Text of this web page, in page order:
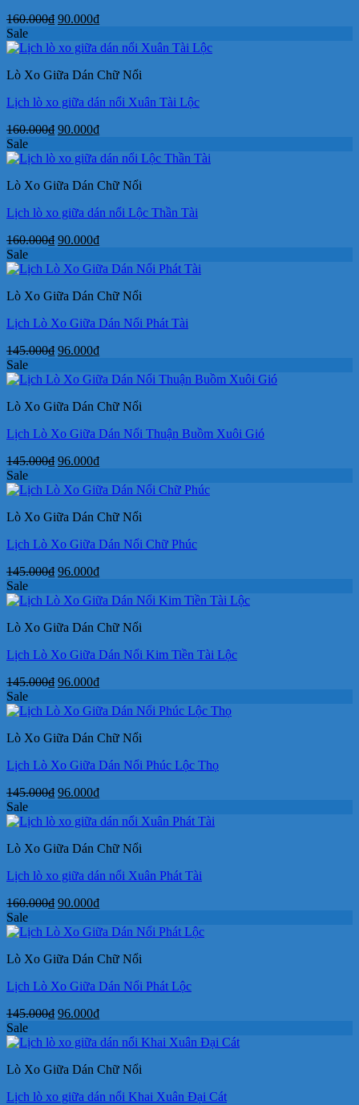
160.000₫ Giá
là:
90.000₫Giá
tại
90.000₫.
Sale
Lò Xo Giữa Dán Chữ Nổi
Lịch lò xo giữa dán nổi Xuân Tài Lộc
160.000₫ Giá
là:
90.000₫Giá
tại
90.000₫.
Sale
Lò Xo Giữa Dán Chữ Nổi
Lịch lò xo giữa dán nổi Lộc Thần Tài
160.000₫ Giá
là:
90.000₫Giá
tại
90.000₫.
Sale
Lò Xo Giữa Dán Chữ Nổi
Lịch Lò Xo Giữa Dán Nổi Phát Tài
145.000₫ Giá
là:
96.000₫Giá
tại
96.000₫.
Sale
Lò Xo Giữa Dán Chữ Nổi
Lịch Lò Xo Giữa Dán Nổi Thuận Buồm Xuôi Gió
145.000₫ Giá
là:
96.000₫Giá
tại
96.000₫.
Sale
Lò Xo Giữa Dán Chữ Nổi
Lịch Lò Xo Giữa Dán Nổi Chữ Phúc
145.000₫ Giá
là:
96.000₫Giá
tại
96.000₫.
Sale
Lò Xo Giữa Dán Chữ Nổi
Lịch Lò Xo Giữa Dán Nổi Kim Tiền Tài Lộc
145.000₫ Giá
là:
96.000₫Giá
tại
96.000₫.
Sale
Lò Xo Giữa Dán Chữ Nổi
Lịch Lò Xo Giữa Dán Nổi Phúc Lộc Thọ
145.000₫ Giá
là:
96.000₫Giá
tại
96.000₫.
Sale
Lò Xo Giữa Dán Chữ Nổi
Lịch lò xo giữa dán nổi Xuân Phát Tài
160.000₫ Giá
là:
90.000₫Giá
tại
90.000₫.
Sale
Lò Xo Giữa Dán Chữ Nổi
Lịch Lò Xo Giữa Dán Nổi Phát Lộc
145.000₫ Giá
là:
96.000₫Giá
tại
96.000₫.
Sale
Lò Xo Giữa Dán Chữ Nổi
Lịch lò xo giữa dán nổi Khai Xuân Đại Cát